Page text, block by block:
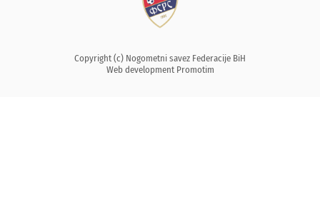
Copyright (c) Nogometni savez Federacije BiH
Web development Promotim